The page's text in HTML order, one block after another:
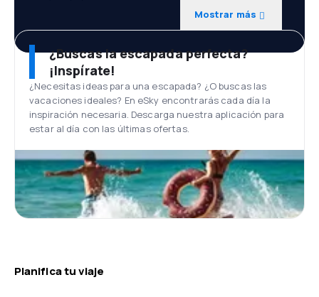
Mostrar más
¿Buscas la escapada perfecta?
¡Inspírate!
¿Necesitas ideas para una escapada? ¿O buscas las
vacaciones ideales? En eSky encontrarás cada día la
inspiración necesaria. Descarga nuestra aplicación para
estar al día con las últimas ofertas.
Planifica tu viaje